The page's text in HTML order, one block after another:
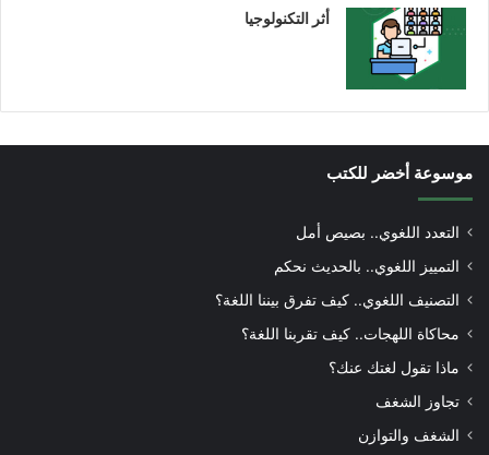
أثر التكنولوجيا
موسوعة أخضر للكتب
التعدد اللغوي.. بصيص أمل
التمييز اللغوي.. بالحديث نحكم
التصنيف اللغوي.. كيف تفرق بيننا اللغة؟
محاكاة اللهجات.. كيف تقربنا اللغة؟
ماذا تقول لغتك عنك؟
تجاوز الشغف
الشغف والتوازن